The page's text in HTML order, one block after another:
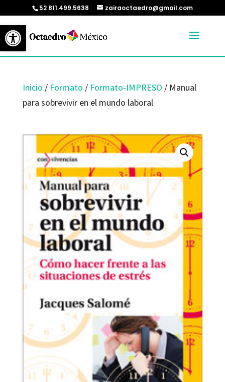
Abrir barra de herramientas
52 811.499.5638 zairaoctaedro@gmail.com
Inicio / Formato / Formato-IMPRESO / Manual
para sobrevivir en el mundo laboral